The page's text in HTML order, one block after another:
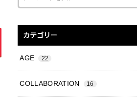
カテゴリー
AGE 22
COLLABORATION 16